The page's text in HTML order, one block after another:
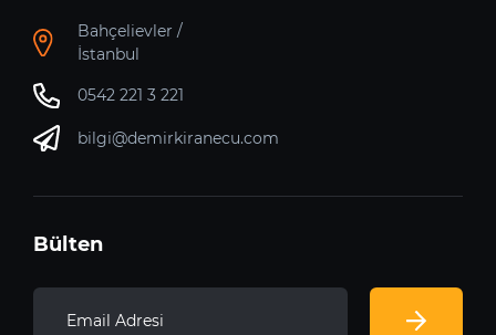
Bahçelievler /
İstanbul
0542 221 3 221
bilgi@demirkiranecu.com
Bülten